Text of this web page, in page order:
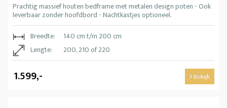
Prachtig massief houten bedframe met metalen design poten - Ook
leverbaar zonder hoofdbord - Nachtkastjes optioneel.
Breedte:
140 cm t/m 200 cm
Lengte:
200, 210 of 220
1.599,- Bekijk